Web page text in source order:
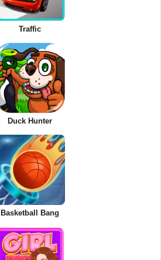
Traffic
Duck Hunter
Basketball Bang